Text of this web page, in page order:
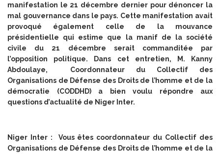
manifestation le 21 décembre dernier pour dénoncer la
mal gouvernance dans le pays. Cette manifestation avait
provoqué également celle de la mouvance
présidentielle qui estime que la manif de la société
civile du 21 décembre serait commanditée par
l’opposition politique. Dans cet entretien, M. Kanny
Abdoulaye, Coordonnateur du Collectif des
Organisations de Défense des Droits de l’homme et de la
démocratie (CODDHD) a bien voulu répondre aux
questions d’actualité de Niger Inter.
Niger Inter : Vous êtes coordonnateur du Collectif des
Organisations de Défense des Droits de l’homme et de la